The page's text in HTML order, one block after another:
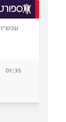
עכשיו
01:35